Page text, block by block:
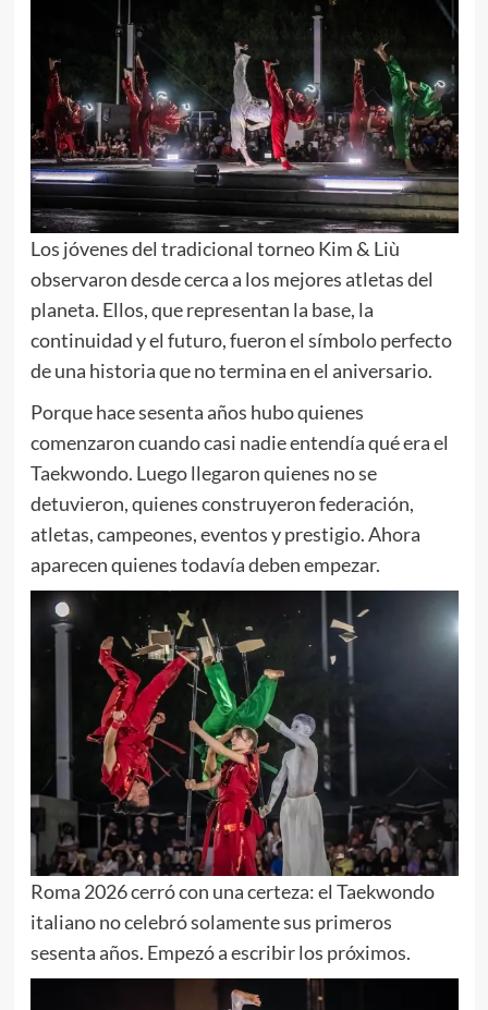
Los jóvenes del tradicional torneo Kim & Liù
observaron desde cerca a los mejores atletas del
planeta. Ellos, que representan la base, la
continuidad y el futuro, fueron el símbolo perfecto
de una historia que no termina en el aniversario.
Porque hace sesenta años hubo quienes
comenzaron cuando casi nadie entendía qué era el
Taekwondo. Luego llegaron quienes no se
detuvieron, quienes construyeron federación,
atletas, campeones, eventos y prestigio. Ahora
aparecen quienes todavía deben empezar.
Roma 2026 cerró con una certeza: el Taekwondo
italiano no celebró solamente sus primeros
sesenta años. Empezó a escribir los próximos.